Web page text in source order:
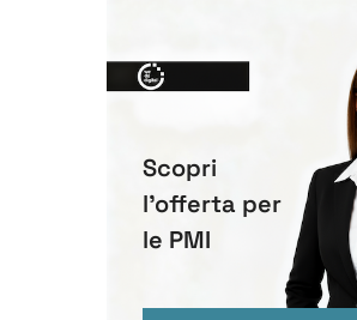
Scopri
l'offerta per
le PMI